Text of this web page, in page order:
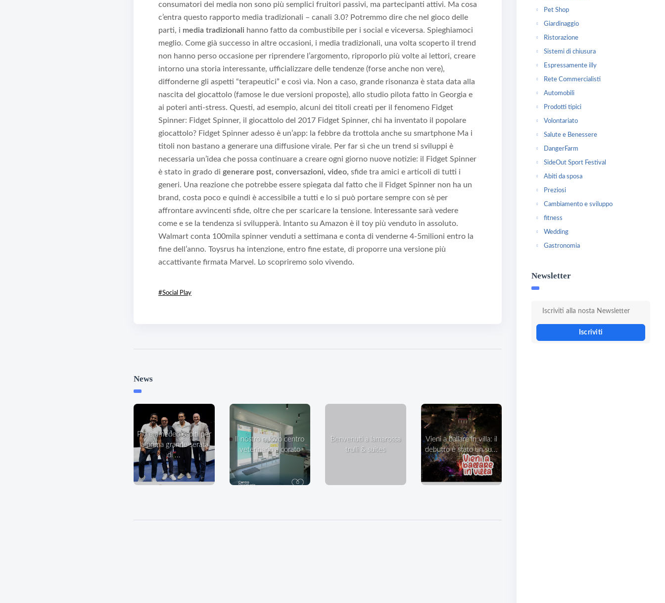
consumatori dei media non sono più semplici fruitori passivi, ma partecipanti attivi. Ma cosa
c’entra questo rapporto media tradizionali – canali 3.0? Potremmo dire che nel gioco delle
parti, i media tradizionali hanno fatto da combustibile per i social e viceversa. Spieghiamoci
meglio. Come già successo in altre occasioni, i media tradizionali, una volta scoperto il trend
non hanno perso occasione per riprendere l’argomento, riproporlo più volte ai lettori, creare
intorno una storia interessante, ufficializzare delle tendenze (forse anche non vere),
diffonderne gli aspetti “terapeutici” e così via. Non a caso, grande risonanza è stata data alla
nascita del giocattolo (famose le due versioni proposte), allo studio pilota fatto in Georgia e
ai poteri anti-stress. Questi, ad esempio, alcuni dei titoli creati per il fenomeno Fidget
Spinner: Fidget Spinner, il giocattolo del 2017 Fidget Spinner, chi ha inventato il popolare
giocattolo? Fidget Spinner adesso è un’app: la febbre da trottola anche su smartphone Ma i
titoli non bastano a generare una diffusione virale. Per far sì che un trend si sviluppi è
necessaria un’idea che possa continuare a creare ogni giorno nuove notizie: il Fidget Spinner
è stato in grado di generare post, conversazioni, video, sfide tra amici e articoli di tutti i
generi. Una reazione che potrebbe essere spiegata dal fatto che il Fidget Spinner non ha un
brand, costa poco e quindi è accessibile a tutti e lo si può portare sempre con sè per
affrontare avvincenti sfide, oltre che per scaricare la tensione. Interessante sarà vedere
come e se la tendenza si svilupperà. Intanto su Amazon è il toy più venduto in assoluto.
Walmart conta 100mila spinner venduti a settimana e conta di venderne 4-5milioni entro la
fine dell’anno. Toysrus ha intenzione, entro fine estate, di proporre una versione più
accattivante firmata Marvel. Lo scopriremo solo vivendo.
#Social Play
News
pio e amedeo ospiti per
la prima grande serata
di ...
veterinario a corato
benvenuti a lamarossa
trulli & suites
vieni a ballare in villa: il
debutto è stato un su...
Pet Shop
Giardinaggio
Ristorazione
Sistemi di chiusura
Espressamente illy
Rete Commercialisti
Automobili
Prodotti tipici
Volontariato
Salute e Benessere
DangerFarm
SideOut Sport Festival
Abiti da sposa
Preziosi
Cambiamento e sviluppo
fitness
Wedding
Gastronomia
Newsletter